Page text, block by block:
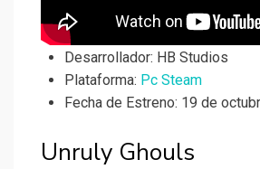
Desarrollador: HB Studios
Plataforma: Pc Steam
Fecha de Estreno: 19 de
Unruly Ghouls